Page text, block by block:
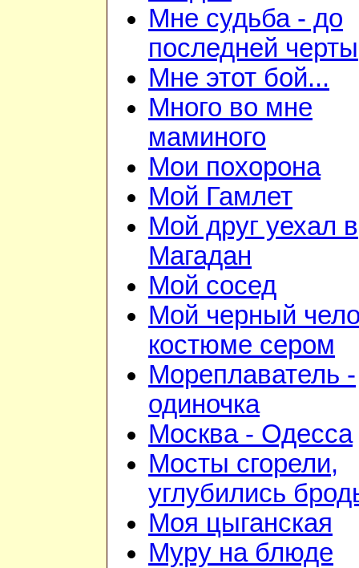
Мне судьба - до
последней черты
Мне этот бой...
Много во мне
маминого
Мои похорона
Мой Гамлет
Мой друг уехал в
Магадан
Мой сосед
Мой черный
костюме сером
Мореплаватель -
одиночка
Москва - Одесса
Мосты сгорели,
углубились
Моя цыганская
Муру на блюде